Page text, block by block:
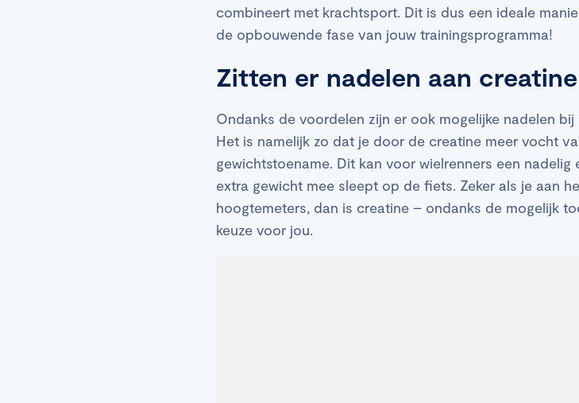
combineert met krachtsport. Dit is dus een ideale
de opbouwende fase van jouw trainingsprogramma!
Zitten er nadelen aan
Ondanks de voordelen zijn er ook mogelijke nadelen
Het is namelijk zo dat je door de creatine meer vocht
gewichtstoename. Dit kan voor wielrenners een
extra gewicht mee sleept op de fiets. Zeker als je aan
hoogtemeters, dan is creatine – ondanks de mogelijk
keuze voor jou.